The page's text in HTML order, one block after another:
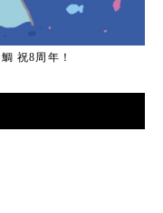
祝8周年！